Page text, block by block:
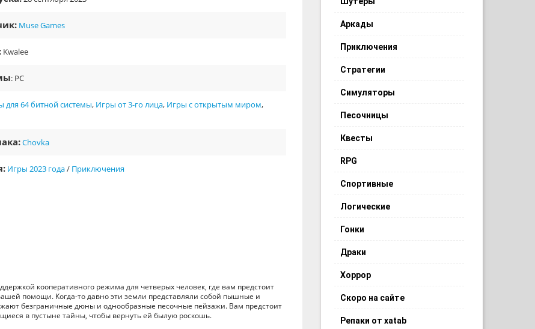
Muse Games
Kwalee
: PC
для 64 битной системы, Игры от 3-го лица, Игры с открытым миром,
Chovka
Игры 2023 года/ Приключения
кооперативного режима для четверых человек, где вам предстоит
помощи. Когда-то давно эти земли представляли собой пышные и
безграничные дюны и однообразные песочные пейзажи. Вам предстоит
в пустыне тайны, чтобы вернуть ей былую роскошь.
Аркады
Приключения
Стратегии
Симуляторы
Песочницы
Квесты
RPG
Спортивные
Логические
Гонки
Драки
Хоррор
Скоро на сайте
Репаки от xatab